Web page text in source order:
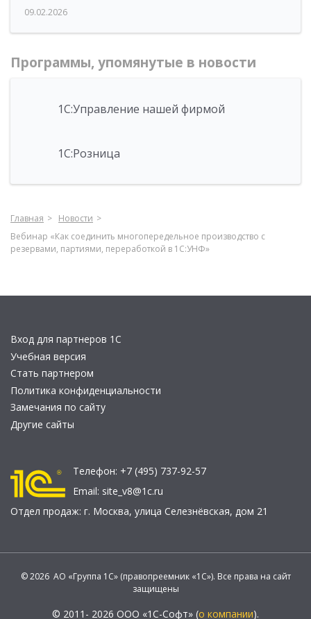
09.02.2026
Программы, упомянутые в новости
1С:Управление нашей фирмой
1С:Розница
Главная
Новости
Вебинар «Как соединить многопередельное производство с
резервами, партиями, переработкой в 1С:УНФ»
Вход для партнеров 1С
Учебная версия
Стать партнером
Политика конфиденциальности
Замечания по сайту
Другие сайты
Телефон: +7 (495) 737-92-57
Email: site_v8@1c.ru
Отдел продаж: г. Москва, улица Селезнёвская, дом 21
© 2026 АО «Группа 1С» (правопреемник «1С»). Все права на сайт
защищены
© 2011- 2026 ООО «1С-Софт» (о компании).